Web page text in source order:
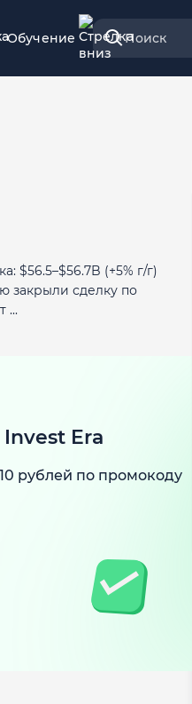
Обучение Поиск
$56.5–$56.7B (+5% г/г)
закрыли сделку по
...
Era
рублей по промокоду